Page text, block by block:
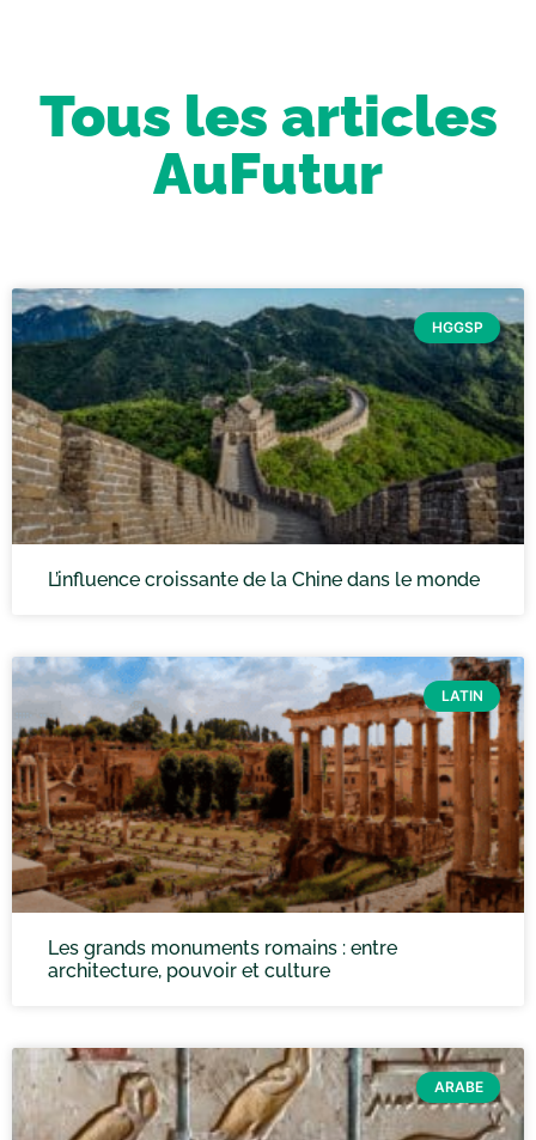
Tous les articles
AuFutur
HGGSP
L’influence croissante de la Chine dans le monde
LATIN
Les grands monuments romains : entre
architecture, pouvoir et culture
ARABE